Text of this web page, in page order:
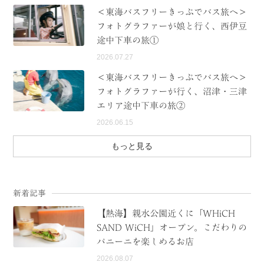
＜東海バスフリーきっぷでバス旅へ＞
フォトグラファーが娘と行く、西伊豆
途中下車の旅①
2026.07.27
＜東海バスフリーきっぷでバス旅へ＞
フォトグラファーが行く、沼津・三津
エリア途中下車の旅②
2026.06.15
もっと見る
新着記事
【熱海】親水公園近くに「WHiCH
SAND WiCH」オープン。こだわりの
パニーニを楽しめるお店
2026.08.07